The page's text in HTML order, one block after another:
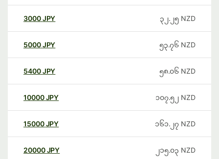
3000JPY ၃၂.၂၅ NZD
5000JPY ၅၃.၇၆ NZD
5400JPY ၅၈.၀၆ NZD
10000 JPY ၁၀၇.၅၂ NZD
15000 JPY ၁၆၁.၂၇ NZD
20000 JPY ၂၁၅.၀၃ NZD